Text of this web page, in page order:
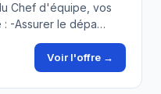
Chef d'équipe, vos
: -Assurer le dépa…
Voir l'offre →